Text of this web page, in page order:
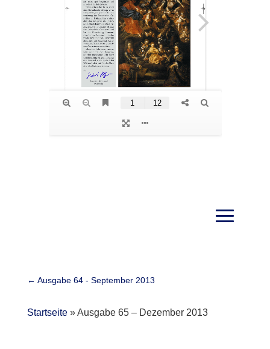
← Ausgabe 64 - September 2013
Startseite»Ausgabe 65 – Dezember 2013